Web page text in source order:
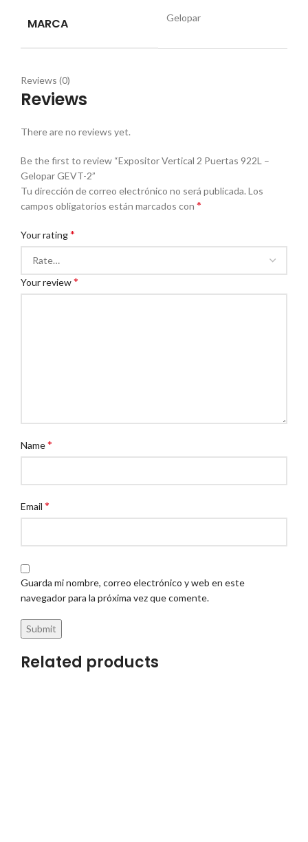
MARCA Gelopar
Reviews (0)
Reviews
There are no reviews yet.
Be the first to review “Expositor Vertical 2 Puertas 922L –
Gelopar GEVT-2”
Tu dirección de correo electrónico no será publicada.Los
campos obligatorios están marcados con *
Your rating*
Your review*
Name*
Email *
Guarda mi nombre, correo electrónico y web en este
navegador para la próxima vez que comente.
Related products